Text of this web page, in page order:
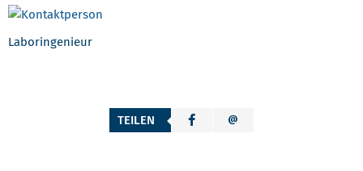
Laboringenieur
TEILEN